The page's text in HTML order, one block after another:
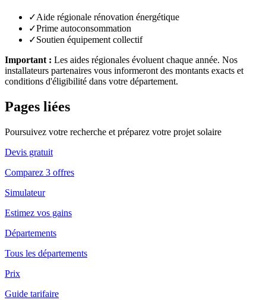
✓Aide régionale rénovation énergétique
✓Prime autoconsommation
✓Soutien équipement collectif
Important : Les aides régionales évoluent chaque année. Nos
installateurs partenaires vous informeront des montants exacts et
conditions d'éligibilité dans votre département.
Pages liées
Poursuivez votre recherche et préparez votre projet solaire
Devis gratuit
Comparez 3 offres
Simulateur
Estimez vos gains
Départements
Tous les départements
Prix
Guide tarifaire